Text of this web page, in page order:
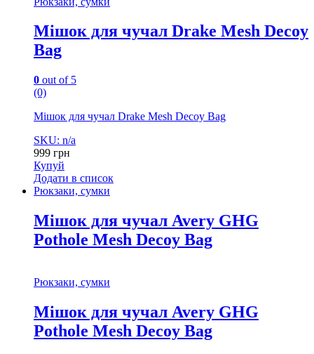
Мішок для чучал Drake Mesh Decoy
Bag
0 out of 5
(0)
Мішок для чучал Drake Mesh Decoy Bag
SKU: n/a
999 грн
Купуй
Додати в список
Рюкзаки, сумки
Мішок для чучал Avery GHG
Pothole Mesh Decoy Bag
Рюкзаки, сумки
Мішок для чучал Avery GHG
Pothole Mesh Decoy Bag